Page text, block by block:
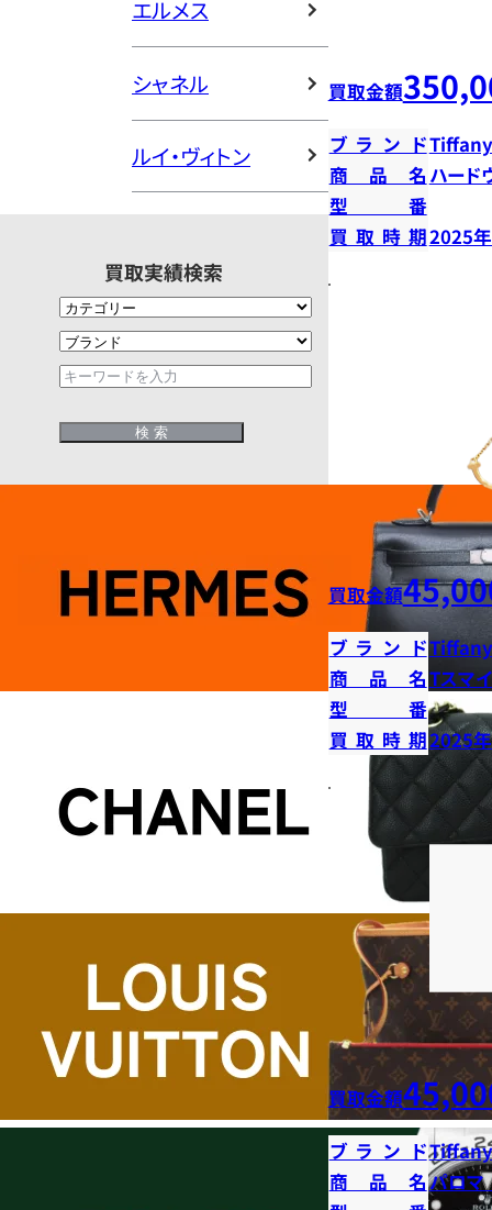
エルメス
シャネル
ルイ・ヴィトン
買取実績検索
買取金額
ブランド
商品名 ハード
型番
買取時期2025
買取金額
ブランド
商品名Tスマ
型番
買取時期2025
買取金額
ブランド
商品名パロマ